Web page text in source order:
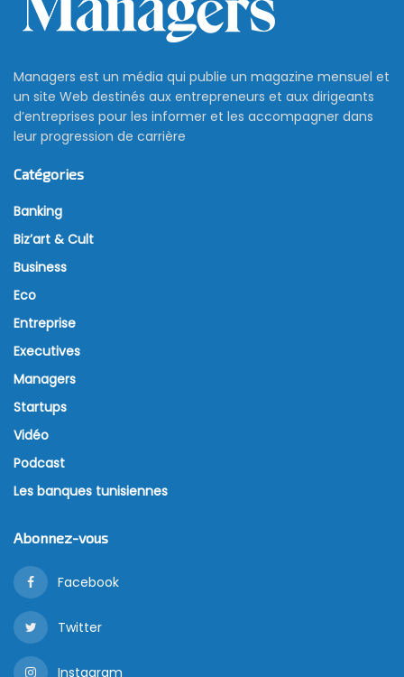
Managers est un média qui publie un magazine mensuel et
un site Web destinés aux entrepreneurs et aux dirigeants
d’entreprises pour les informer et les accompagner dans
leur progression de carrière
Catégories
Banking
Biz’art & Cult
Business
Eco
Entreprise
Executives
Managers
Startups
Vidéo
Podcast
Les banques tunisiennes
Abonnez-vous
Facebook
Twitter
Instagram